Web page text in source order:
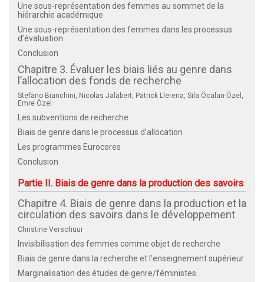
Une sous-représentation des femmes au sommet de la
hiérarchie académique
Une sous-représentation des femmes dans les processus
d’évaluation
Conclusion
Chapitre 3. Évaluer les biais liés au genre dans
l’allocation des fonds de recherche
Stefano Bianchini, Nicolas Jalabert, Patrick Llerena, Sila Öcalan-Özel,
Emre Özel
Les subventions de recherche
Biais de genre dans le processus d’allocation
Les programmes Eurocores
Conclusion
Partie II. Biais de genre dans la production des savoirs
Chapitre 4. Biais de genre dans la production et la
circulation des savoirs dans le développement
Christine Verschuur
Invisibilisation des femmes comme objet de recherche
Biais de genre dans la recherche et l’enseignement supérieur
Marginalisation des études de genre/féministes